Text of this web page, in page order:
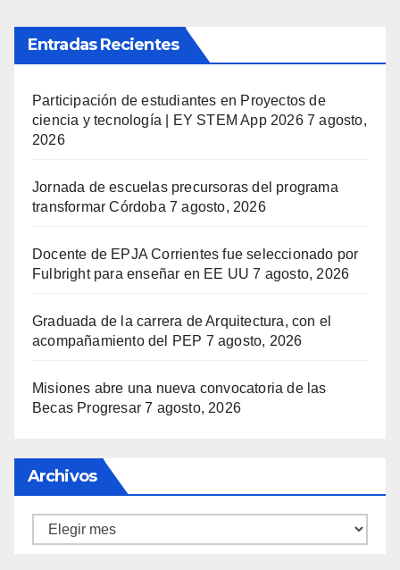
Entradas Recientes
Participación de estudiantes en Proyectos de
ciencia y tecnología | EY STEM App 2026 7 agosto,
2026
Jornada de escuelas precursoras del programa
transformar Córdoba 7 agosto, 2026
Docente de EPJA Corrientes fue seleccionado por
Fulbright para enseñar en EE UU 7 agosto, 2026
Graduada de la carrera de Arquitectura, con el
acompañamiento del PEP 7 agosto, 2026
Misiones abre una nueva convocatoria de las
Becas Progresar 7 agosto, 2026
Archivos
Archivos